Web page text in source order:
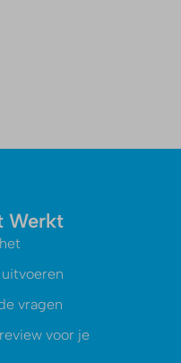
Werkt
vragen
voor je